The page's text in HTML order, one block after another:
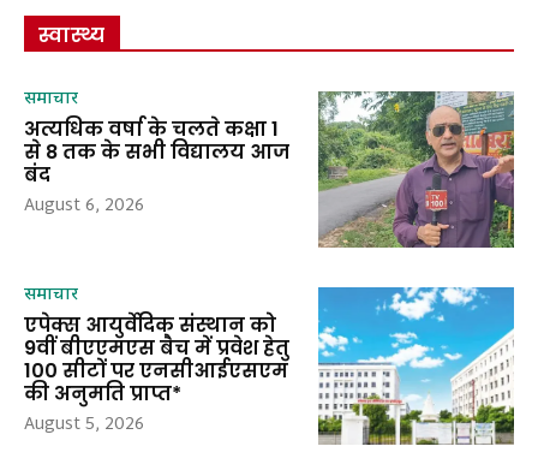
स्वास्थ्य
समाचार
अत्यधिक वर्षा के चलते कक्षा 1
से 8 तक के सभी विद्यालय आज
बंद
August 6, 2026
समाचार
एपेक्स आयुर्वेदिक संस्थान को
9वीं बीएएमएस बैच में प्रवेश हेतु
100 सीटों पर एनसीआईएसएम
की अनुमति प्राप्त*
August 5, 2026